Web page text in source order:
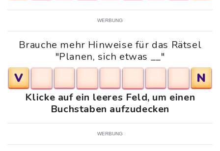
WERBUNG
Brauche mehr Hinweise für das Rätsel
"Planen, sich etwas __"
V N
Klicke auf ein leeres Feld, um einen
Buchstaben aufzudecken
WERBUNG